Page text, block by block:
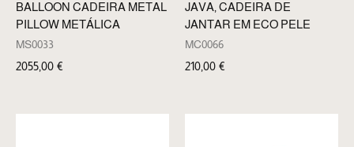
BALLOON CADEIRA METAL
PILLOW METÁLICA
MS0033
2055,00 €
JAVA, CADEIRA DE
JANTAR EM ECO PELE
MC0066
210,00 €